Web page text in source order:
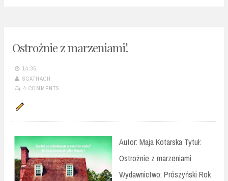
Ostrożnie z marzeniami!
14:35
SCATHACH
4 COMMENTS
Autor: Maja Kotarska Tytuł:
Ostrożnie z marzeniami
Wydawnictwo: Prószyński Rok